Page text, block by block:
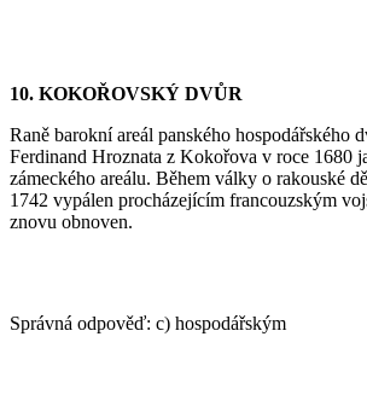
10. KOKOŘOVSKÝ DVŮR
Raně barokní areál panského hospodářského
Ferdinand Hroznata z Kokořova v roce 1680
zámeckého areálu. Během války o rakouské
1742 vypálen procházejícím francouzským
znovu obnoven.
Správná odpověď: c) hospodářským